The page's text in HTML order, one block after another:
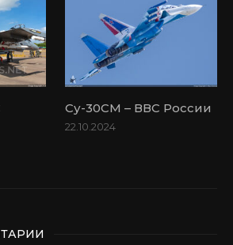
Су-30СМ – ВВС России
22.10.2024